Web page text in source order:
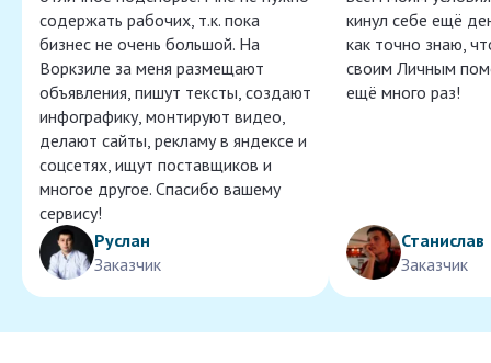
содержать рабочих, т.к. пока
бизнес не очень большой. На
Воркзиле за меня размещают
объявления, пишут тексты, создают
инфографику, монтируют видео,
делают сайты, рекламу в яндексе и
соцсетях, ищут поставщиков и
многое другое. Спасибо вашему
сервису!
Руслан
Заказчик
кинул себе ещё
как точно знаю,
своим Личным
ещё много раз!
Станислав
Заказчик